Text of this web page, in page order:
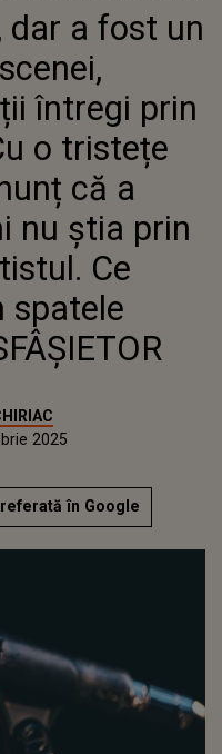
SCENEI,
GENERAȚII ÎNTREGI
SĂU: "CU O
VĂ ANUNȚ CĂ
NIMENI NU ȘTIA
ARTISTUL. CE
ÎN SPATELE
E SFÂȘIETOR
a fost un
întregi prin
o tristețe
că a
nu știa prin
Ce
spatele
2025
în Google